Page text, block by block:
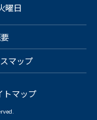
曜日
マップ
トマップ